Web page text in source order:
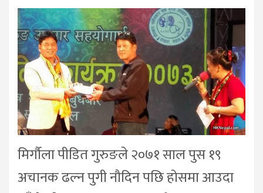
मिर्गाैला पीडित गुरुङले २०७१ साल पुस १९
अचानक ढल्न पुगी नौदिन पछि होसमा आउदा